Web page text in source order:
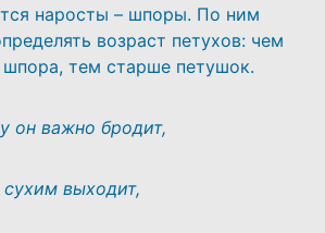
наросты – шпоры. По ним
возраст петухов: чем
шпора, тем старше петушок.
он важно бродит,
выходит,